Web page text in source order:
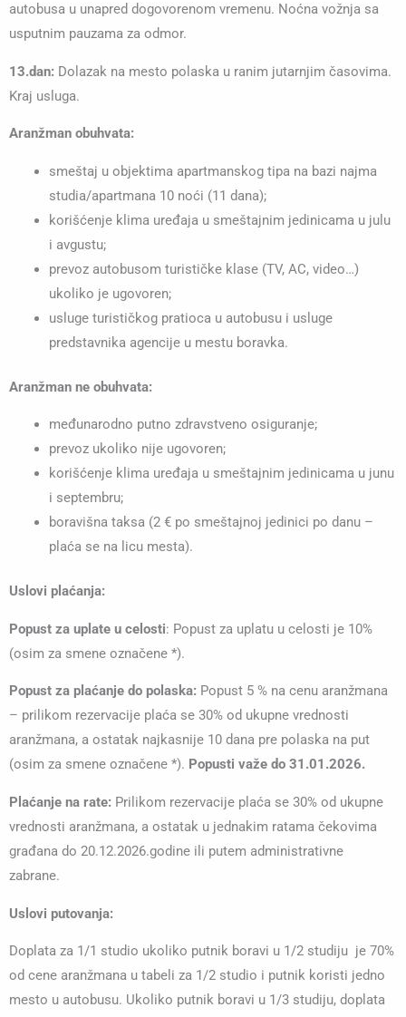
autobusa u unapred dogovorenom vremenu. Noćna vožnja sa
usputnim pauzama za odmor.
13.dan: Dolazak na mesto polaska u ranim jutarnjim časovima.
Kraj usluga.
Aranžman obuhvata:
smeštaj u objektima apartmanskog tipa na bazi najma
studia/apartmana 10 noći (11 dana);
korišćenje klima uređaja u smeštajnim jedinicama u julu
i avgustu;
prevoz autobusom turističke klase (TV, AC, video…)
ukoliko je ugovoren;
usluge turističkog pratioca u autobusu i usluge
predstavnika agencije u mestu boravka.
Aranžman ne obuhvata:
međunarodno putno zdravstveno osiguranje;
prevoz ukoliko nije ugovoren;
korišćenje klima uređaja u smeštajnim jedinicama u junu
i septembru;
boravišna taksa (2 € po smeštajnoj jedinici po danu –
plaća se na licu mesta).
Uslovi plaćanja:
Popust za uplate u celosti: Popust za uplatu u celosti je 10%
(osim za smene označene *).
Popust za plaćanje do polaska: Popust 5 % na cenu aranžmana
– prilikom rezervacije plaća se 30% od ukupne vrednosti
aranžmana, a ostatak najkasnije 10 dana pre polaska na put
(osim za smene označene *). Popusti važe do 31.01.2026.
Plaćanje na rate: Prilikom rezervacije plaća se 30% od ukupne
vrednosti aranžmana, a ostatak u jednakim ratama čekovima
građana do 20.12.2026.godine ili putem administrativne
zabrane.
Uslovi putovanja:
Doplata za 1/1 studio ukoliko putnik boravi u 1/2 studiju je 70%
od cene aranžmana u tabeli za 1/2 studio i putnik koristi jedno
mesto u autobusu. Ukoliko putnik boravi u 1/3 studiju, doplata